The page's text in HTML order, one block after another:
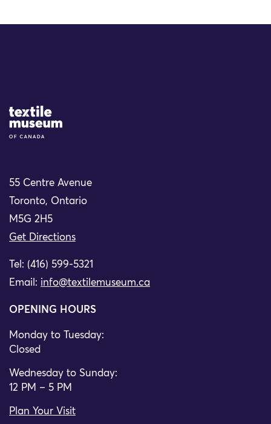
Site Logo
55 Centre Avenue
Toronto, Ontario
M5G 2H5
Get Directions
Tel: (416) 599-5321
Email: info@textilemuseum.ca
OPENING HOURS
Monday to Tuesday:
Closed
Wednesday to Sunday:
12 PM – 5 PM
Plan Your Visit